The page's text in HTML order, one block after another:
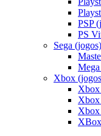
PSP
PS
Sega (jogos)
Xbox
Xbox
Xbox
Xbox